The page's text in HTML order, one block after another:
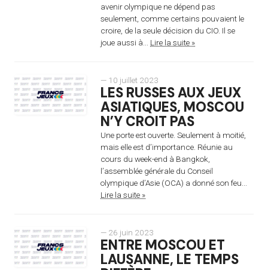
avenir olympique ne dépend pas
seulement, comme certains pouvaient le
croire, de la seule décision du CIO. Il se
joue aussi à... Lire la suite »
— 10 juillet 2023
LES RUSSES AUX JEUX
ASIATIQUES, MOSCOU
N’Y CROIT PAS
Une porte est ouverte. Seulement à moitié,
mais elle est d’importance. Réunie au
cours du week-end à Bangkok,
l’assemblée générale du Conseil
olympique d’Asie (OCA) a donné son feu...
Lire la suite »
— 26 juin 2023
ENTRE MOSCOU ET
LAUSANNE, LE TEMPS